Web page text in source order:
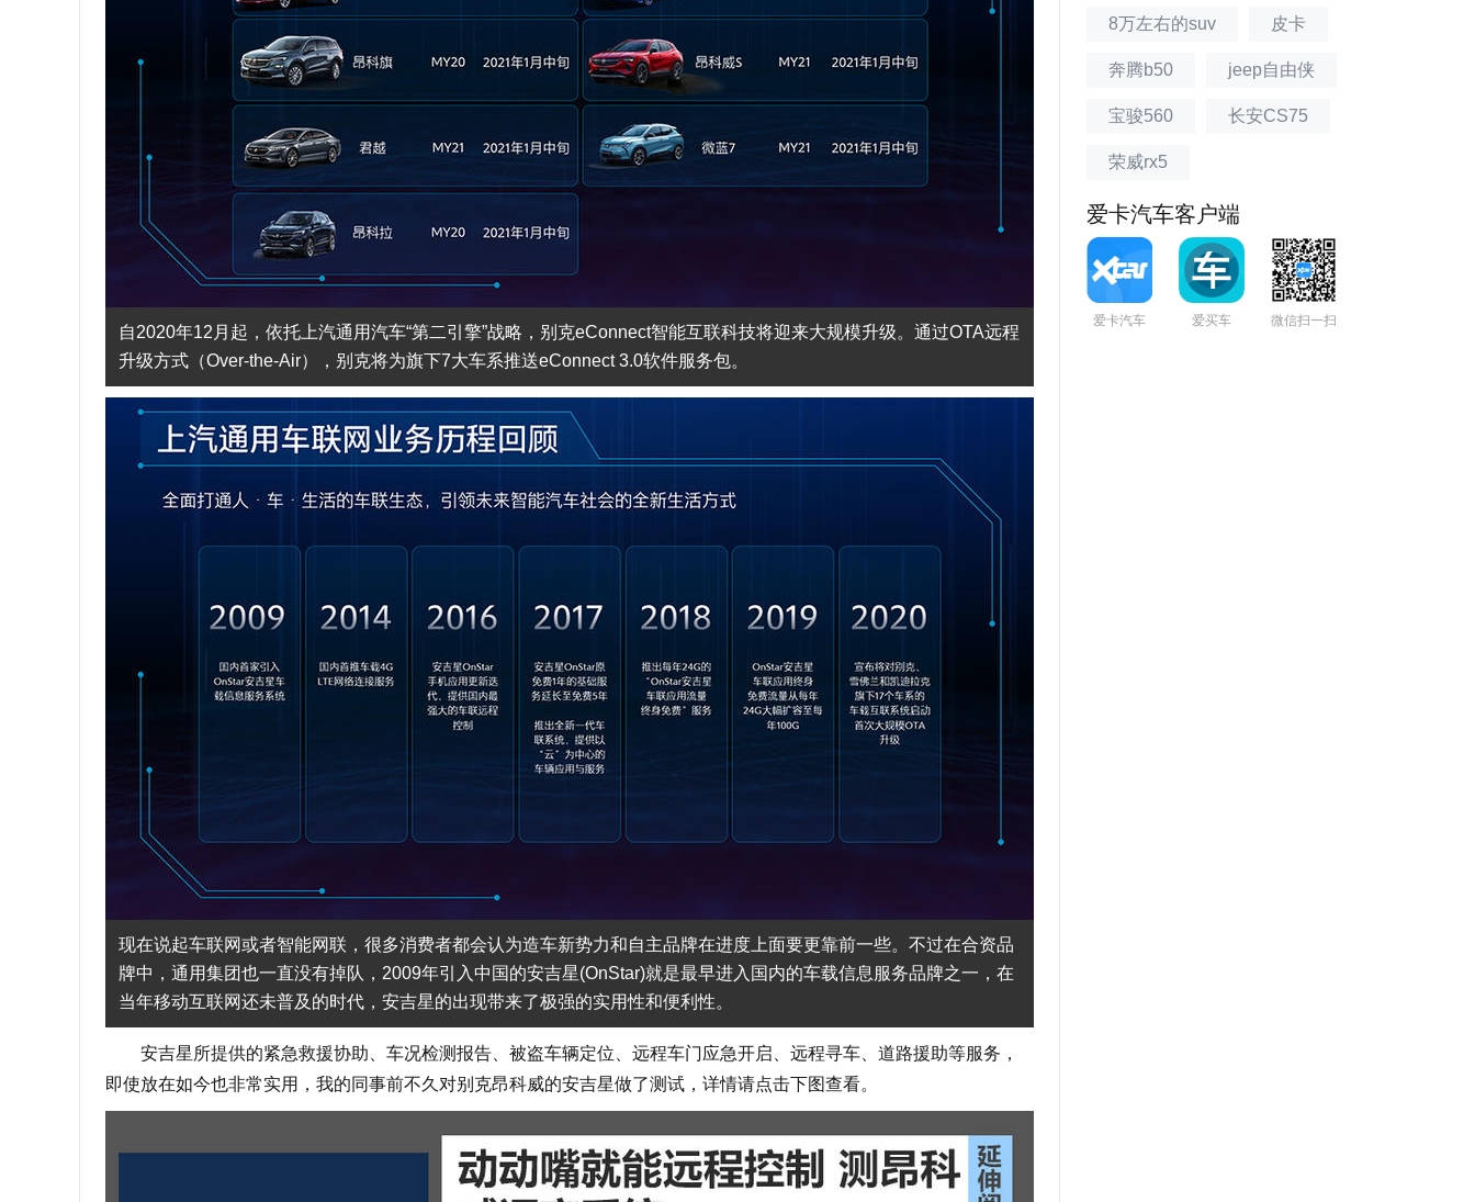
自2020年12月起，依托上汽通用汽车“第二引擎”战略，别克eConnect智能互联科技将迎来大规模升级。通过OTA远程
升级方式（Over-the-Air），别克将为旗下7大车系推送eConnect 3.0软件服务包。
现在说起车联网或者智能网联，很多消费者都会认为造车新势力和自主品牌在进度上面要更靠前一些。不过在合资品
牌中，通用集团也一直没有掉队，2009年引入中国的安吉星(OnStar)就是最早进入国内的车载信息服务品牌之一，在
当年移动互联网还未普及的时代，安吉星的出现带来了极强的实用性和便利性。
安吉星所提供的紧急救援协助、车况检测报告、被盗车辆定位、远程车门应急开启、远程寻车、道路援助等服务，
即使放在如今也非常实用，我的同事前不久对别克昂科威的安吉星做了测试，详情请点击下图查看。
8万左右的suv 皮卡
奔腾b50 jeep自由侠
宝骏560 长安CS75
荣威rx5
爱卡汽车客户端
爱卡汽车 爱买车 微信扫一扫